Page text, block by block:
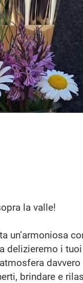
la valle!
un’armoniosa
delizieremo i
brindare e